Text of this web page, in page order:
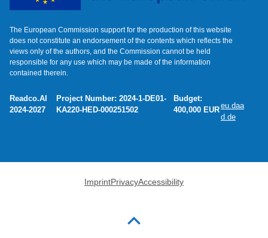
The European Commission support for the production of this website
does not constitute an endorsement of the contents which reflects the
views only of the authors, and the Commission cannot be held
responsible for any use which may be made of the information
contained therein.
Readco.AI
2024-2027
Project Number: 2024-1-DE01-
KA220-HED-000251502
Budget:
400,000 EUReu.daa
d.de
ImprintPrivacyAccessibility